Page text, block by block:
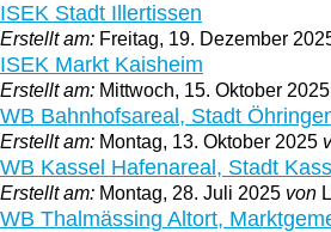
ISEK Stadt Illertissen
Erstellt am: Freitag, 19. Dezember
ISEK Markt Kaisheim
Erstellt am: Mittwoch, 15. Oktober 2025
WB Bahnhofsareal, Stadt
Erstellt am: Montag, 13. Oktober 2025
WB Kassel Hafenareal, Stadt
Erstellt am: Montag, 28. Juli 2025 von
WB Thalmässing Altort,